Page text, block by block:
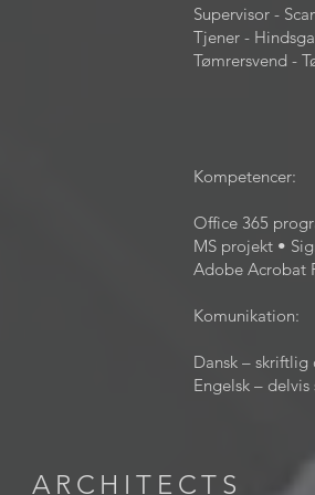
Supervisor -
Tjener -
Tømrersvend -
Kompetencer:
Office 365
MS projekt •
Adobe Acrobat
Komunikation:
Dansk –
Engelsk –
ARCHITECTS